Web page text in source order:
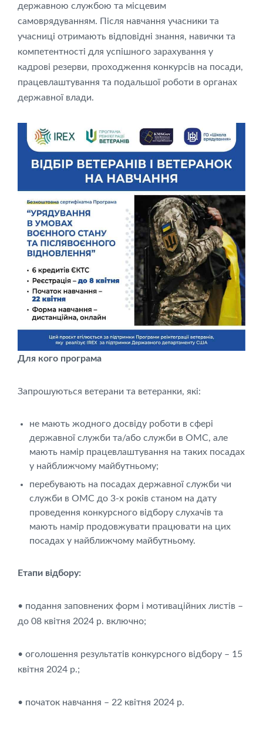
державною службою та місцевим
самоврядуванням. Після навчання учасники та
учасниці отримають відповідні знання, навички та
компетентності для успішного зарахування у
кадрові резерви, проходження конкурсів на посади,
працевлаштування та подальшої роботи в органах
державної влади.
Для кого програма
Запрошуються ветерани та ветеранки, які:
не мають жодного досвіду роботи в сфері
державної служби та/або служби в ОМС, але
мають намір працевлаштування на таких посадах
у найближчому майбутньому;
перебувають на посадах державної служби чи
служби в ОМС до 3-х років станом на дату
проведення конкурсного відбору слухачів та
мають намір продовжувати працювати на цих
посадах у найближчому майбутньому.
Етапи відбору:
• подання заповнених форм і мотиваційних листів –
до 08 квітня 2024 р. включно;
• оголошення результатів конкурсного відбору – 15
квітня 2024 р.;
• початок навчання – 22 квітня 2024 р.